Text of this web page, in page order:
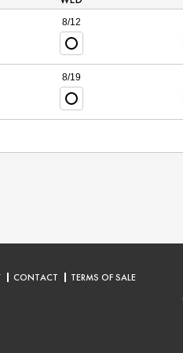
8/12
8/19
CONTACT
TERMS OF SALE